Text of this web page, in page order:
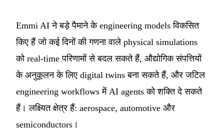
Emmi AI ने बड़े पैमाने के engineering models विकसित
किए हैं जो कई दिनों की गणना वाले physical simulations
को real-time परिणामों से बदल सकते हैं, औद्योगिक संपत्तियों
के अनुकूलन के लिए digital twins बना सकते हैं, और जटिल
engineering workflows में AI agents को शक्ति दे सकते
हैं। लक्ष्यित क्षेत्र हैं: aerospace, automotive और
semiconductors।